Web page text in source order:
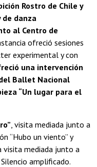
Rostro de Chile y
danza
al Centro de
ofreció sesiones
experimental y con
una intervención
Ballet Nacional
“Un lugar para el
, visita mediada junto a
“Hubo un viento” y
mediada junto a
amplificado.